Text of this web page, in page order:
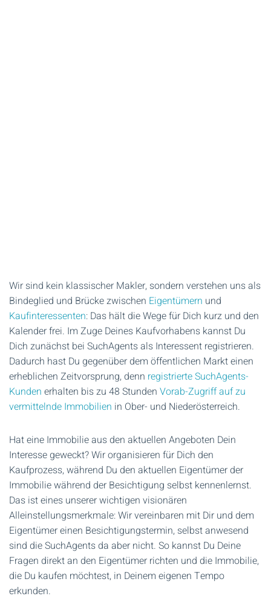
Wir sind kein klassischer Makler, sondern verstehen uns als
Bindeglied und Brücke zwischen Eigentümern und
Kaufinteressenten: Das hält die Wege für Dich kurz und den
Kalender frei. Im Zuge Deines Kaufvorhabens kannst Du
Dich zunächst bei SuchAgents als Interessent registrieren.
Dadurch hast Du gegenüber dem öffentlichen Markt einen
erheblichen Zeitvorsprung, denn registrierte SuchAgents-
Kunden erhalten bis zu 48 Stunden Vorab-Zugriff auf zu
vermittelnde Immobilien in Ober- und Niederösterreich.
Hat eine Immobilie aus den aktuellen Angeboten Dein
Interesse geweckt? Wir organisieren für Dich den
Kaufprozess, während Du den aktuellen Eigentümer der
Immobilie während der Besichtigung selbst kennenlernst.
Das ist eines unserer wichtigen visionären
Alleinstellungsmerkmale: Wir vereinbaren mit Dir und dem
Eigentümer einen Besichtigungstermin, selbst anwesend
sind die SuchAgents da aber nicht. So kannst Du Deine
Fragen direkt an den Eigentümer richten und die Immobilie,
die Du kaufen möchtest, in Deinem eigenen Tempo
erkunden.